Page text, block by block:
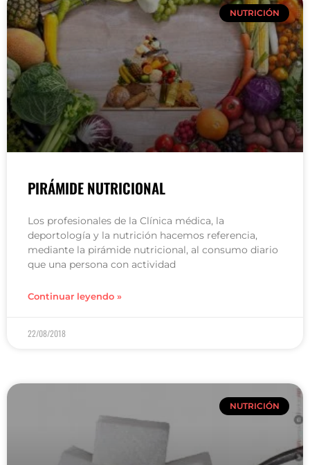
NUTRICIÓN
PIRÁMIDE NUTRICIONAL
Los profesionales de la Clínica médica, la
deportología y la nutrición hacemos referencia,
mediante la pirámide nutricional, al consumo diario
que una persona con actividad
Continuar leyendo »
22/08/2018
NUTRICIÓN